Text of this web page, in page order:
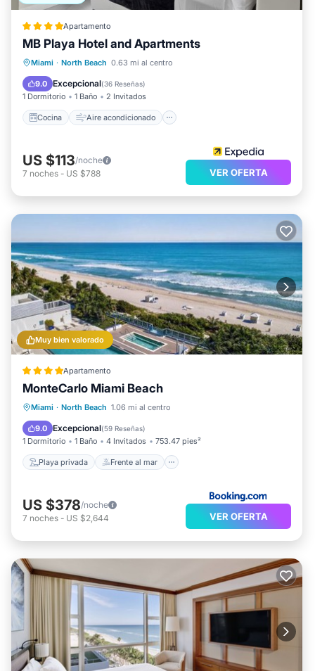
Apartamento
MB Playa Hotel and Apartments
Miami · North Beach 0.63 mi al centro
9.0 Excepcional(36 Reseñas)
1 Dormitorio 1 Baño 2 Invitados
Cocina Aire acondicionado
Cocina Aire acondicionado
Apto para niños
US $113/noche
7 noches - US $788 VER OFERTA
Muy bien valorado
Apartamento
MonteCarlo Miami Beach
Miami · North Beach 1.06 mi al centro
9.0 Excepcional(59 Reseñas)
1 Dormitorio 1 Baño 4 Invitados 753.47 pies²
Playa privada Frente al mar
Playa privada
Frente al mar
Bañera de hidromasaje
Estación de carga para vehículos eléctricos
US $378/noche
7 noches - US $2,644 VER OFERTA